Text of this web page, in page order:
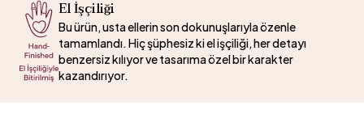
El İşçiliği
Bu ürün, usta ellerin son dokunuşlarıyla özenle
tamamlandı. Hiç şüphesiz ki el işçiliği, her detayı
benzersiz kılıyor ve tasarıma özel bir karakter
kazandırıyor.